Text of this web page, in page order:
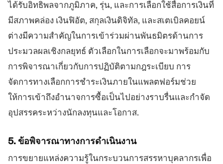
ได้รับอิทธิพลจากภูมิภาค, รุ่น, และการเลือกใช้สื่อการเงินที่
มีสภาพคล่อง เงินฟิอัต, สกุลเงินดิจิทัล, และสเตเบิลคอยน์
ต่างมีความสำคัญในการเข้าร่วมผ่านพันธมิตรด้านการ
ประมวลผลเชิงกลยุทธ์ ตัวเลือกในการเลือกจะมาพร้อมกับ
การพิจารณาเกี่ยวกับการปฏิบัติตามกฎระเบียบ การ
จัดการทางเลือกการชำระเงินภายในแพลตฟอร์มช่วย
ให้การเข้าถึงอำนาจการซื้อเป็นไปอย่างราบรื่นและกำจัด
อุปสรรคระหว่างนักลงทุนและโอกาส.
5. ข้อพิจารณาทางการดำเนินงาน
การขยายแหล่งความรู้ในกระบวนการสรรหาบุคลากรเพื่อ